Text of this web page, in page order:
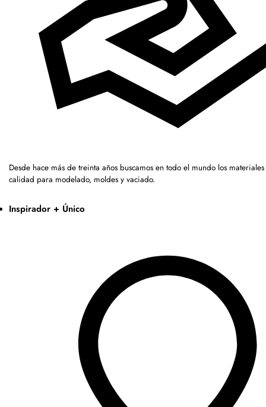
Desde hace más de treinta años buscamos en todo el mundo los
calidad para modelado, moldes y vaciado.
Inspirador + Único